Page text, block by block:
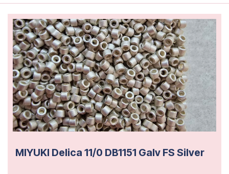
MIYUKI Delica 11/0 DB1151 Galv FS Silver